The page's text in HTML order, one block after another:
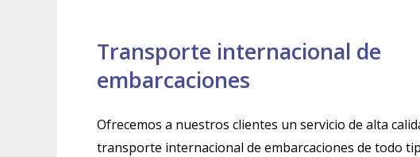
Transporte internacional de
embarcaciones
Ofrecemos a nuestros clientes un servicio de alta
transporte internacional de embarcaciones de todo